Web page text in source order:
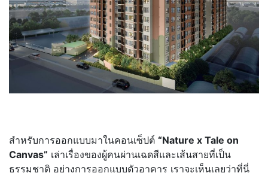
สำหรับการออกแบบมาในคอนเซ็ปต์ “Nature x Tale on
Canvas” เล่าเรื่องของผู้คนผ่านเฉดสีและเส้นสายที่เป็น
ธรรมชาติ อย่างการออกแบบตัวอาคาร เราจะเห็นเลยว่าที่นี่